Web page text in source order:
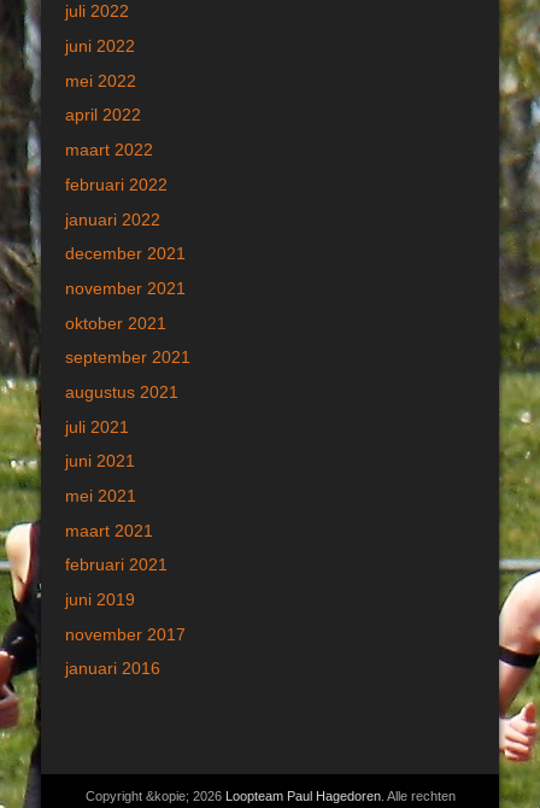
juli 2022
juni 2022
mei 2022
april 2022
maart 2022
februari 2022
januari 2022
december 2021
november 2021
oktober 2021
september 2021
augustus 2021
juli 2021
juni 2021
mei 2021
maart 2021
februari 2021
juni 2019
november 2017
januari 2016
Copyright &kopie; 2026 Loopteam Paul Hagedoren. Alle rechten